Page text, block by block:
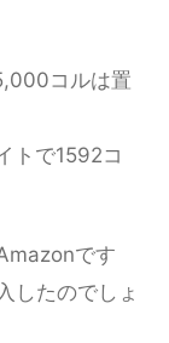
コルは置
トで1592コ
です
したのでしょ